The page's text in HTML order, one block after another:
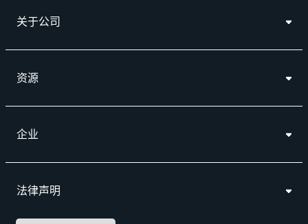
关于公司
资源
企业
法律声明